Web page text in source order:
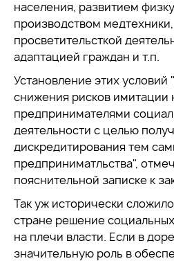
населения, развитием
производством
просветительсткой
адаптацией граждан и т.п.
Установление этих
снижения рисков имитации
предпринимателями
деятельности с целью
дискредитирования тем
предприниматльства",
пояснительной записке к
Так уж исторически
стране решение
на плечи власти. Если в
значительную роль в